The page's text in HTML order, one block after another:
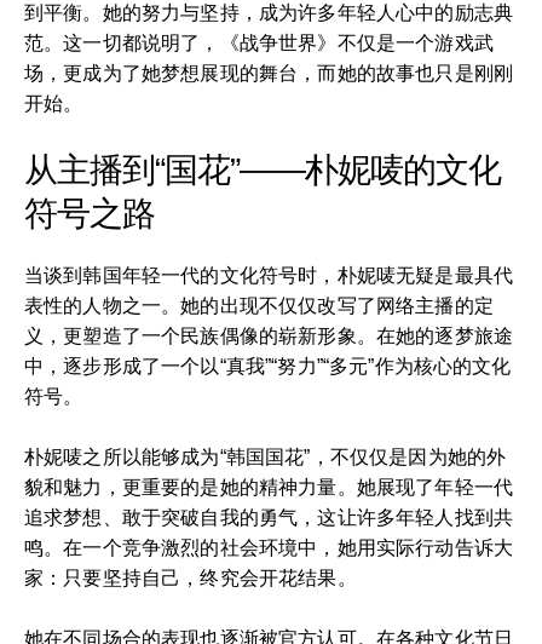
到平衡。她的努力与坚持，成为许多年轻人心中的励志典
范。这一切都说明了，《战争世界》不仅是一个游戏武
场，更成为了她梦想展现的舞台，而她的故事也只是刚刚
开始。
从主播到“国花”——朴妮唛的文化
符号之路
当谈到韩国年轻一代的文化符号时，朴妮唛无疑是最具代
表性的人物之一。她的出现不仅仅改写了网络主播的定
义，更塑造了一个民族偶像的崭新形象。在她的逐梦旅途
中，逐步形成了一个以“真我”“努力”“多元”作为核心的文化
符号。
朴妮唛之所以能够成为“韩国国花”，不仅仅是因为她的外
貌和魅力，更重要的是她的精神力量。她展现了年轻一代
追求梦想、敢于突破自我的勇气，这让许多年轻人找到共
鸣。在一个竞争激烈的社会环境中，她用实际行动告诉大
家：只要坚持自己，终究会开花结果。
她在不同场合的表现也逐渐被官方认可。在各种文化节日